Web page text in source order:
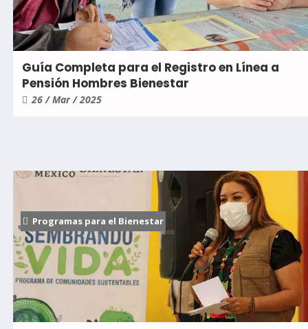
Guía Completa para el Registro en Línea a
Pensión Hombres Bienestar
26 / Mar / 2025
Programas para el Bienestar